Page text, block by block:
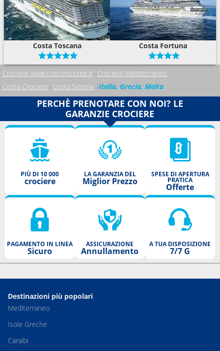
Costa Toscana Costa Fortuna
Crociere www.crocierissime.it Crociere Mediterraneo
Costa Crociere Costa Serena Italia, Grecia, Malta
PERCHÈ PRENOTARE CON NOI? LE
GARANZIE CROCIERE
PIÙ DI 10 000
crociere
LA GARANZIA DEL
Miglior Prezzo
SPESE DI APERTURA
PRATICA
Offerte
PAGAMENTO IN LINEA
Sicuro
ASSICURAZIONE
Annullamento
A TUA DISPOSIZIONE
7/7 G
Destinazioni più popolari
Mediterraneo
Isole Greche
Caraibi